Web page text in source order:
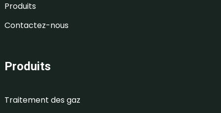
Produits
Contactez-nous
Produits
Traitement des gaz